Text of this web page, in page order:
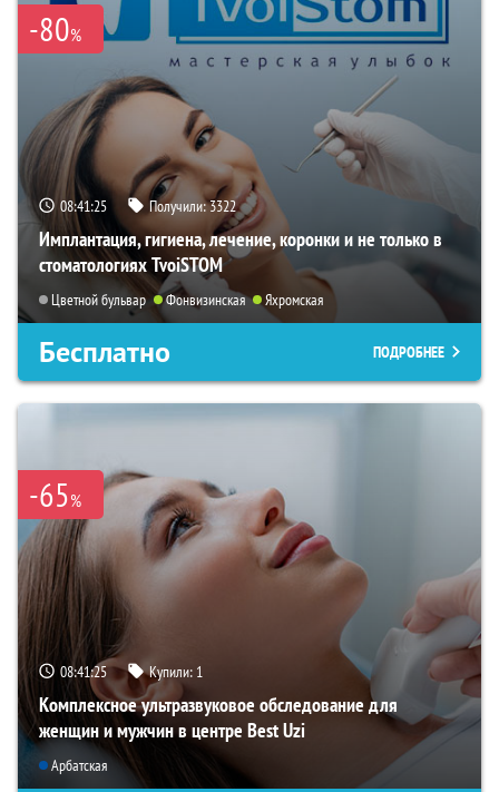
-80%
08:41:24 Получили:3322
Имплантация, гигиена, лечение, коронки и не только в
стоматологиях TvoiSTOM
Цветной бульвар Фонвизинская Яхромская
Бесплатно ПОДРОБНЕЕ
-65%
08:41:24 Купили: 1
Комплексное ультразвуковое обследование для
женщин и мужчин в центре Best Uzi
Арбатская